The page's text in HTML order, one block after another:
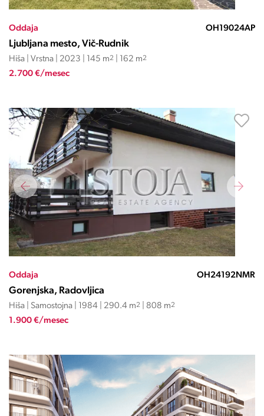
Oddaja OH19024AP
Ljubljana mesto, Vič-Rudnik
Hiša | Vrstna | 2023 | 145 m2 | 162 m2
2.700 €/mesec
Oddaja OH24192NMR
Gorenjska, Radovljica
Hiša | Samostojna | 1984 | 290.4 m2 | 808 m2
1.900 €/mesec